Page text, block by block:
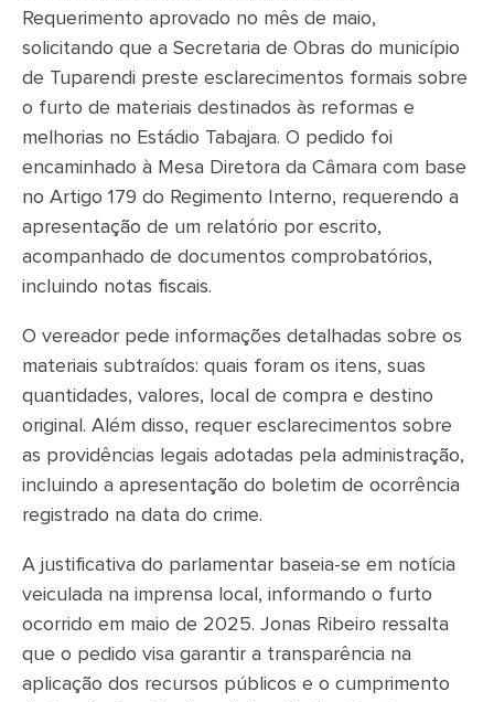
Requerimento aprovado no mês de maio,
solicitando que a Secretaria de Obras do município
de Tuparendi preste esclarecimentos formais sobre
o furto de materiais destinados às reformas e
melhorias no Estádio Tabajara. O pedido foi
encaminhado à Mesa Diretora da Câmara com base
no Artigo 179 do Regimento Interno, requerendo a
apresentação de um relatório por escrito,
acompanhado de documentos comprobatórios,
incluindo notas fiscais.
O vereador pede informações detalhadas sobre os
materiais subtraídos: quais foram os itens, suas
quantidades, valores, local de compra e destino
original. Além disso, requer esclarecimentos sobre
as providências legais adotadas pela administração,
incluindo a apresentação do boletim de ocorrência
registrado na data do crime.
A justificativa do parlamentar baseia-se em notícia
veiculada na imprensa local, informando o furto
ocorrido em maio de 2025. Jonas Ribeiro ressalta
que o pedido visa garantir a transparência na
aplicação dos recursos públicos e o cumprimento